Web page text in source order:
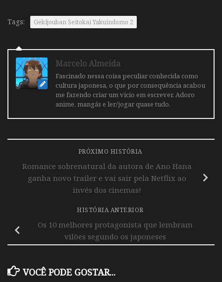
Tags: Gekijouban Seitokai Yakuindomo 2
Marcelo Almeida
Fascinado nessa coisa peculiar conhecida como
cultura japonesa, o que por consequência acabou
me fazendo criar um vicio em escrever. Adoro
anime, mangás e ler/jogar quase tudo.
PRÓXIMO HISTÓRIA
Romance sobrenatural da autora de Ano Hana
ganha novo trailer e vai sair pela Netflix ao
invés dos cinemas!
HISTÓRIA ANTERIOR
Os 10 melhores protagonista que lembram
vilões segundo os japoneses
VOCÊ PODE GOSTAR...